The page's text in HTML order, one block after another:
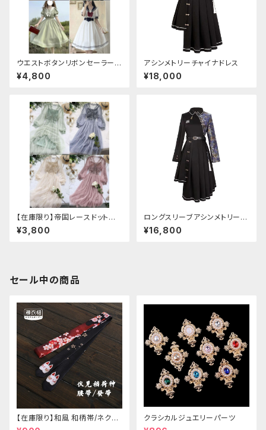
ウエストボタンリボンセーラーワ
ンピース
¥4,800
アシンメトリーチャイナドレス
¥18,000
【在庫限り】帝国レースドットワ
ンピース
¥3,800
ロングスリーブアシンメトリーチ
ャイナドレス
¥16,800
セール中の商品
【在庫限り】和風 和柄帯/ネクタ
イ/リボン（狐面/金魚
クラシカルジュエリーパーツ